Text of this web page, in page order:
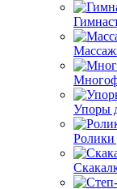
Упоры
Ролики